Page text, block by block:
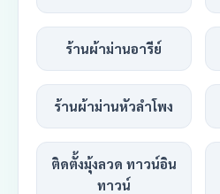
ร้านผ้าม่านอารีย์
ร้านผ้าม่านหัวลำโพง
ติดตั้งมุ้งลวด ทาวน์อิน
ทาวน์